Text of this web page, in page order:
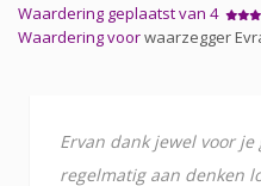
Waardering geplaatst van 4
Waardering voorwaarzegger
Ervan dank jewel voor
regelmatig aan denken